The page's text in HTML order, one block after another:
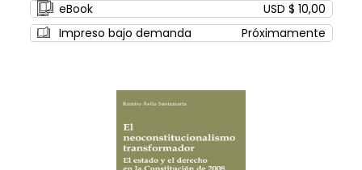
eBook
USD $ 10,00
Impreso bajo demanda
Próximamente